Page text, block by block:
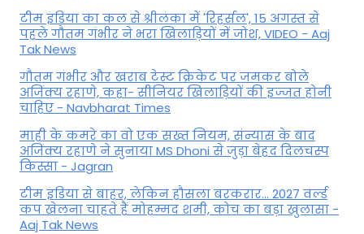
टीम इंडिया का कल से श्रीलंका में 'रिहर्सल', 15 अगस्त से
पहले गौतम गंभीर ने भरा ख‍िलाड़‍ियों में जोश, VIDEO - Aaj
Tak News
गौतम गंभीर और खराब टेस्ट क्रिकेट पर जमकर बोले
अजिंक्य रहाणे, कहा- सीनियर खिलाड़ियों की इज्जत होनी
चाहिए - Navbharat Times
माही के कमरे का वो एक सख्त नियम, संन्यास के बाद
अजिंक्‍य रहाणे ने सुनाया MS Dhoni से जुड़ा बेहद दिलचस्प
किस्सा - Jagran
टीम इंडिया से बाहर, लेकिन हौसला बरकरार... 2027 वर्ल्ड
कप खेलना चाहते हैं मोहम्मद शमी, कोच का बड़ा खुलासा -
Aaj Tak News